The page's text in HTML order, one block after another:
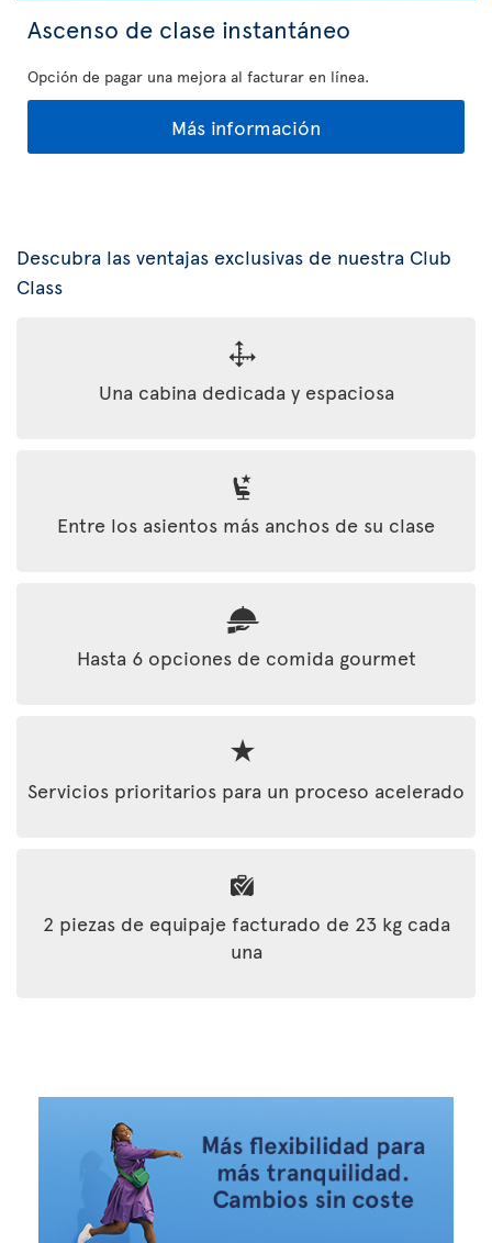
Ascenso de clase instantáneo
Opción de pagar una mejora al facturar en línea.
Más información
Descubra las ventajas exclusivas de nuestra Club
Class
Una cabina dedicada y espaciosa
Entre los asientos más anchos de su clase
Hasta 6 opciones de comida gourmet
Servicios prioritarios para un proceso acelerado
2 piezas de equipaje facturado de 23 kg cada
una